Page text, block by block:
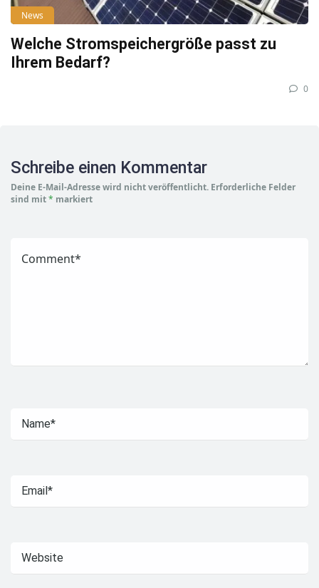
News
Welche Stromspeichergröße passt zu
Ihrem Bedarf?
0
Schreibe einen Kommentar
Deine E-Mail-Adresse wird nicht veröffentlicht. Erforderliche Felder
sind mit* markiert